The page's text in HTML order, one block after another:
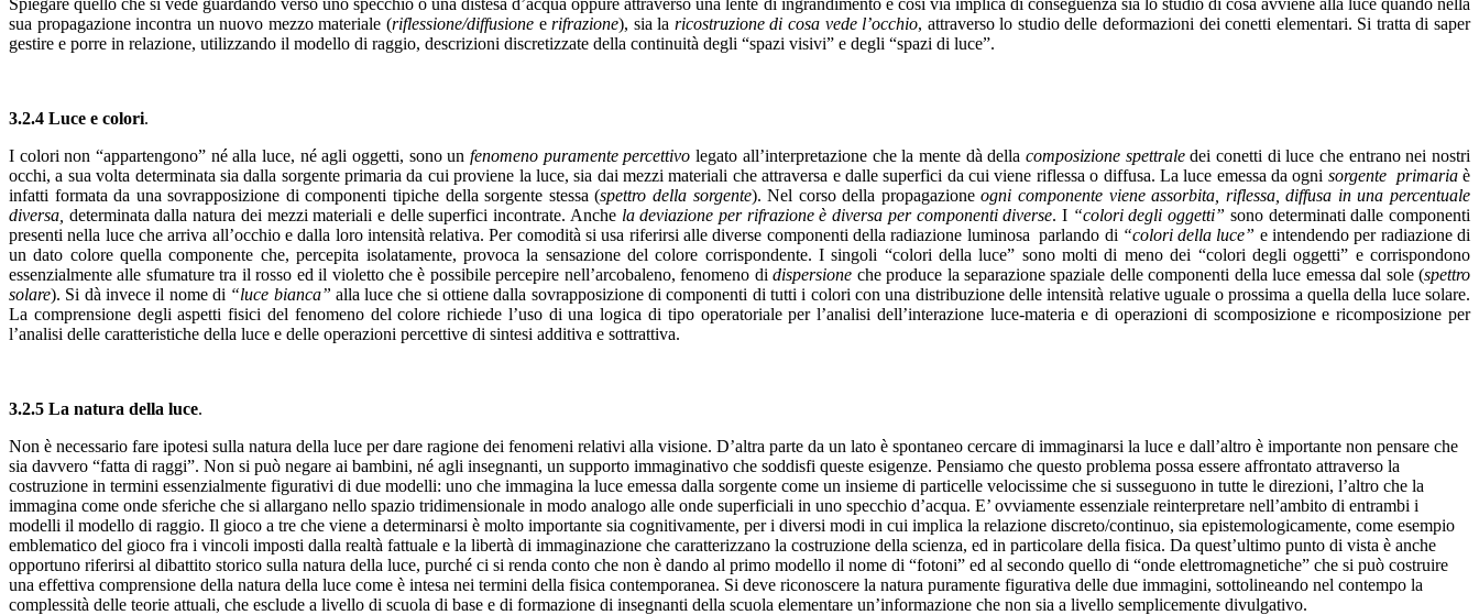
sua propagazione incontra un nuovo mezzo materiale (riflessione/diffusione erifrazione), sia la ricostruzione di cosa vede l’occhio, attraverso lo studio delle deformazioni dei conetti elementari. Si tratta di saper
gestire e porre in relazione, utilizzando il modello di raggio, descrizioni discretizzate della continuità degli “spazi visivi” e degli “spazi di luce”.
3.2.4 Luce e colori.
I colori non “appartengono” né alla luce, né agli oggetti, sono unfenomeno puramente percettivo legato all’interpretazione che la mente dà della composizione spettraledei conetti di luce che entrano nei nostri
occhi, a sua volta determinata sia dalla sorgente primaria da cui proviene la luce, sia dai mezzi materiali che attraversa e dalle superfici da cui viene riflessa o diffusa. La luce emessa da ogni sorgente primariaè
infatti formata da una sovrapposizione di componenti tipiche della sorgente stessa (spettro della sorgente). Nel corso della propagazioneogni componente viene assorbita, riflessa, diffusa in una percentuale
diversa, determinata dalla natura dei mezzi materiali e delle superfici incontrate. Anchela deviazione per rifrazione è diversa per componenti diverse. I “colori degli oggetti” sono determinati dalle componenti
presenti nella luce che arriva all’occhio e dalla loro intensità relativa. Per comodità si usa riferirsi alle diverse componenti della radiazione luminosa parlando di “colori della luce” e intendendo per radiazione di
un dato colore quella componente che, percepita isolatamente, provoca la sensazione del colore corrispondente. I singoli “colori della luce” sono molti di meno dei “colori degli oggetti” e corrispondono
essenzialmente alle sfumature tra il rosso ed il violetto che è possibile percepire nell’arcobaleno, fenomeno didispersione che produce la separazione spaziale delle componenti della luce emessa dal sole (spettro
solare). Si dà invece il nome di “luce bianca” alla luce che si ottiene dalla sovrapposizione di componenti di tutti i colori con una distribuzione delle intensità relative uguale o prossima a quella della luce solare.
La comprensione degli aspetti fisici del fenomeno del colore richiede l’uso di una logica di tipo operatoriale per l’analisi dell’interazione luce-materia e di operazioni di scomposizione e ricomposizione per
l’analisi delle caratteristiche della luce e delle operazioni percettive di sintesi additiva e sottrattiva.
3.2.5 La natura della luce.
Non è necessario fare ipotesi sulla natura della luce per dare ragione dei fenomeni relativi alla visione. D’altra parte da un lato è spontaneo cercare di immaginarsi la luce e dall’altro è importante non pensare che
sia davvero “fatta di raggi”. Non si può negare ai bambini, né agli insegnanti, un supporto immaginativo che soddisfi queste esigenze. Pensiamo che questo problema possa essere affrontato attraverso la
costruzione in termini essenzialmente figurativi di due modelli: uno che immagina la luce emessa dalla sorgente come un insieme di particelle velocissime che si susseguono in tutte le direzioni, l’altro che la
immagina come onde sferiche che si allargano nello spazio tridimensionale in modo analogo alle onde superficiali in uno specchio d’acqua. E’ ovviamente essenziale reinterpretare nell’ambito di entrambi i
modelli il modello di raggio. Il gioco a tre che viene a determinarsi è molto importante sia cognitivamente, per i diversi modi in cui implica la relazione discreto/continuo, sia epistemologicamente, come esempio
emblematico del gioco fra i vincoli imposti dalla realtà fattuale e la libertà di immaginazione che caratterizzano la costruzione della scienza, ed in particolare della fisica. Da quest’ultimo punto di vista è anche
opportuno riferirsi al dibattito storico sulla natura della luce, purché ci si renda conto che non è dando al primo modello il nome di “fotoni” ed al secondo quello di “onde elettromagnetiche” che si può costruire
una effettiva comprensione della natura della luce come è intesa nei termini della fisica contemporanea. Si deve riconoscere la natura puramente figurativa delle due immagini, sottolineando nel contempo la
complessità delle teorie attuali, che esclude a livello di scuola di base e di formazione di insegnanti della scuola elementare un’informazione che non sia a livello semplicemente divulgativo.